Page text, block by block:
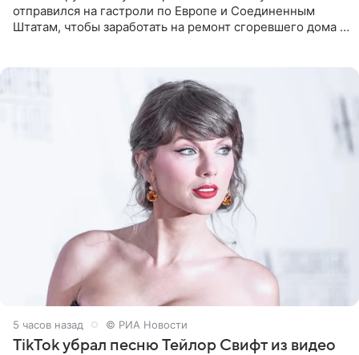
отправился на гастроли по Европе и Соединенным
Штатам, чтобы заработать на ремонт сгоревшего дома в
5 часов назад © РИА Новости
TikTok убрал песню Тейлор Свифт из видео